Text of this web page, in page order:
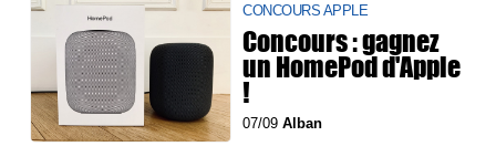
CONCOURS APPLE
Concours : gagnez
un HomePod d'Apple
!
07/09Alban